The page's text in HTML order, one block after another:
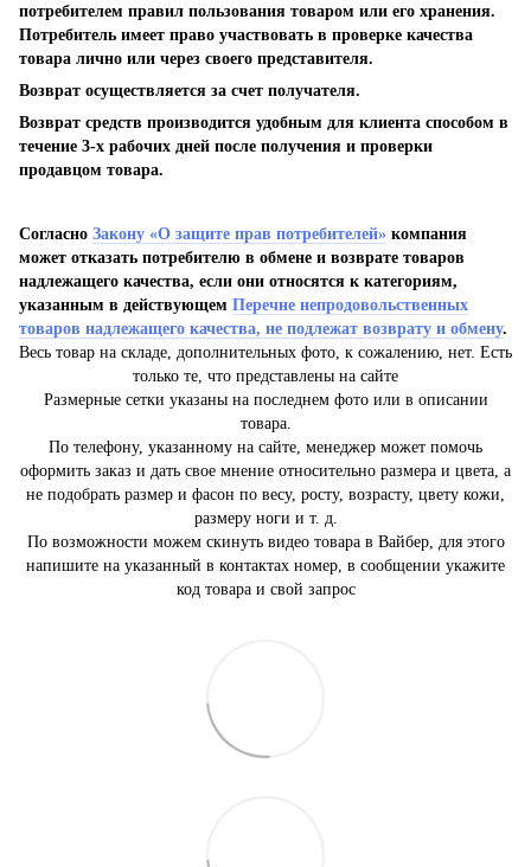
потребителем правил пользования товаром или его хранения.
Потребитель имеет право участвовать в проверке качества
товара лично или через своего представителя.
Возврат осуществляется за счет получателя.
Возврат средств производится удобным для клиента способом в
течение 3-х рабочих дней после получения и проверки
продавцом товара.
Согласно Закону «О защите прав потребителей» компания
может отказать потребителю в обмене и возврате товаров
надлежащего качества, если они относятся к категориям,
указанным в действующем Перечне непродовольственных
товаров надлежащего качества, не подлежат возврату и обмену.
Весь товар на складе, дополнительных фото, к сожалению, нет. Есть
только те, что представлены на сайте
Размерные сетки указаны на последнем фото или в описании
товара.
По телефону, указанному на сайте, менеджер может помочь
оформить заказ и дать свое мнение относительно размера и цвета, а
не подобрать размер и фасон по весу, росту, возрасту, цвету кожи,
размеру ноги и т. д.
По возможности можем скинуть видео товара в Вайбер, для этого
напишите на указанный в контактах номер, в сообщении укажите
код товара и свой запрос